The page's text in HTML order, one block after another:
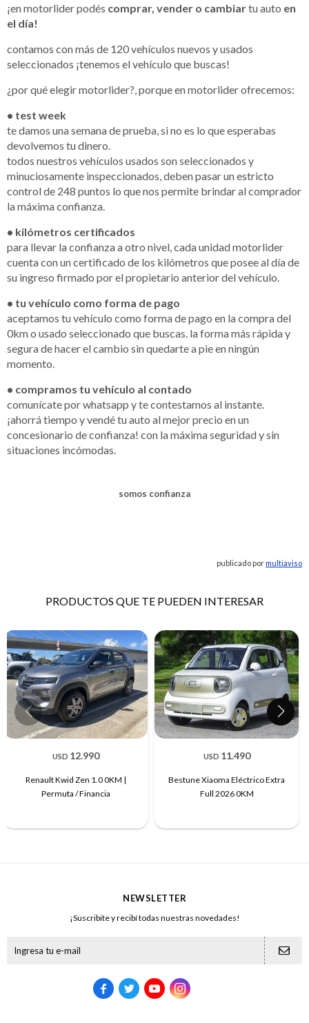
¡en motorlider podés comprar, vender o cambiartu auto en
el día!
contamos con más de 120 vehículos nuevos y usados
seleccionados ¡tenemos el vehículo que buscas!
¿por qué elegir motorlider?, porque en motorlider ofrecemos:
• test week
te damos una semana de prueba, si no es lo que esperabas
devolvemos tu dinero.
todos nuestros vehículos usados son seleccionados y
minuciosamente inspeccionados, deben pasar un estricto
control de 248 puntos lo que nos permite brindar al comprador
la máxima confianza.
• kilómetros certificados
para llevar la confianza a otro nivel, cada unidad motorlider
cuenta con un certificado de los kilómetros que posee al día de
su ingreso firmado por el propietario anterior del vehículo.
• tu vehículo como forma de pago
aceptamos tu vehículo como forma de pago en la compra del
0km o usado seleccionado que buscas. la forma más rápida y
segura de hacer el cambio sin quedarte a pie en ningún
momento.
• compramos tu vehículo al contado
comunícate por whatsapp y te contestamos al instante.
¡ahorrá tiempo y vendé tu auto al mejor precio en un
concesionario de confianza! con la máxima seguridad y sin
situaciones incómodas.
somos confianza
publicado pormultiaviso
PRODUCTOS QUE TE PUEDEN INTERESAR
USD 12.990
Renault Kwid Zen 1.0 0KM |
Permuta / Financia
USD 11.490
Bestune Xiaoma Eléctrico Extra
Full 2026 0KM
NEWSLETTER
¡Suscribite y recibí todas nuestras novedades!
   